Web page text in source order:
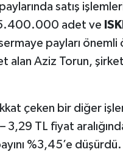
satış
adet ve
payları
alan Aziz Torun,
çeken bir diğer
3,29 TL fiyat
%3,45’e düşürdü.